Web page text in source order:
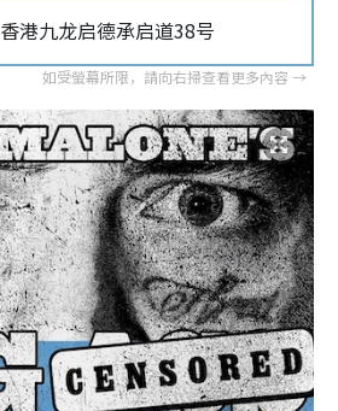
香港九龙启德承启道38号